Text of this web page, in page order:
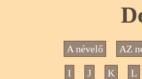
A névelő AZ
I J K L